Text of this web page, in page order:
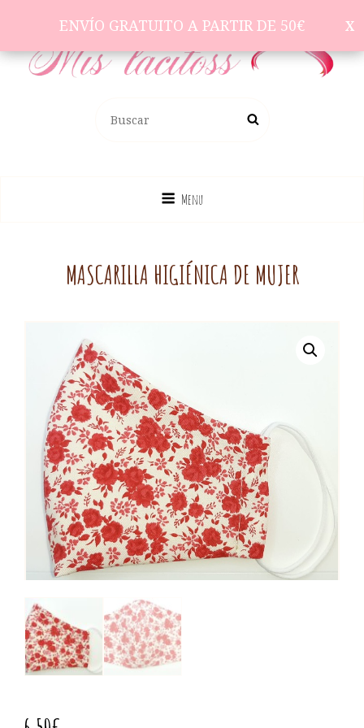
ENVÍO GRATUITO A PARTIR DE 50€
Menu
MASCARILLA HIGIÉNICA DE MUJER
ENVÍO GRATUITO A PARTIR DE 50€